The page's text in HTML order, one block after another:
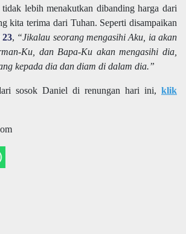
lebih menakutkan dibanding harga dari
kita terima dari Tuhan. Seperti disampaikan
23, “Jikalau seorang mengasihi Aku, ia akan
Ku, dan Bapa-Ku akan mengasihi dia,
kepada dia dan diam di dalam dia.”
sosok Daniel di renungan hari ini, klik